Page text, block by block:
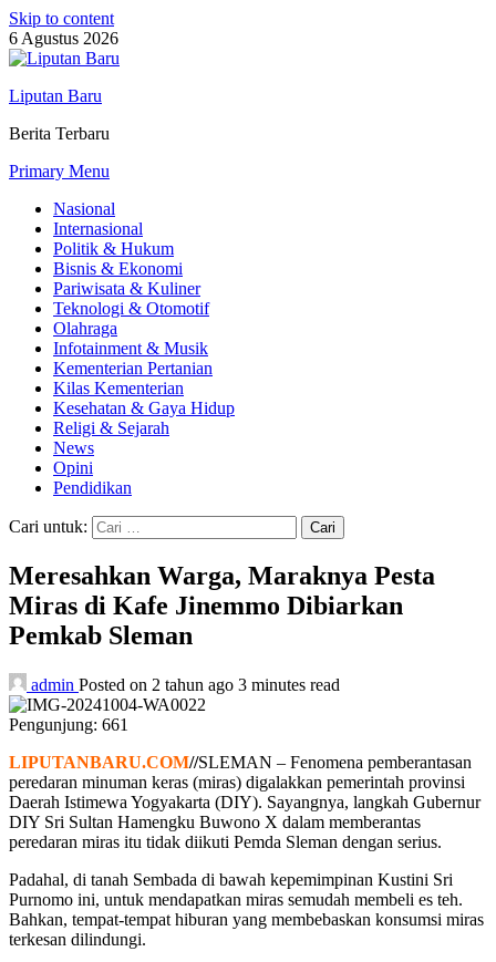
Skip to content
6 Agustus 2026
Liputan Baru
Berita Terbaru
Primary Menu
Nasional
Internasional
Politik & Hukum
Bisnis & Ekonomi
Pariwisata & Kuliner
Teknologi & Otomotif
Olahraga
Infotainment & Musik
Kementerian Pertanian
Kilas Kementerian
Kesehatan & Gaya Hidup
Religi & Sejarah
News
Opini
Pendidikan
Cari untuk:
Meresahkan Warga, Maraknya Pesta
Miras di Kafe Jinemmo Dibiarkan
Pemkab Sleman
admin Posted on 2 tahun ago 3 minutes read
Pengunjung: 661
LIPUTANBARU.COM//SLEMAN – Fenomena pemberantasan
peredaran minuman keras (miras) digalakkan pemerintah provinsi
Daerah Istimewa Yogyakarta (DIY). Sayangnya, langkah Gubernur
DIY Sri Sultan Hamengku Buwono X dalam memberantas
peredaran miras itu tidak diikuti Pemda Sleman dengan serius.
Padahal, di tanah Sembada di bawah kepemimpinan Kustini Sri
Purnomo ini, untuk mendapatkan miras semudah membeli es teh.
Bahkan, tempat-tempat hiburan yang membebaskan konsumsi miras
terkesan dilindungi.